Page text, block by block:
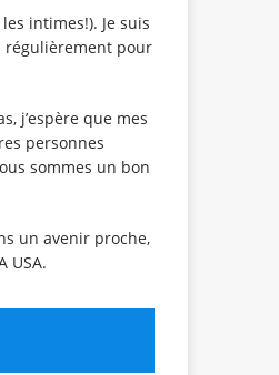
les intimes!). Je suis
régulièrement pour
j’espère que mes
personnes
sommes un bon
un avenir proche,
USA.